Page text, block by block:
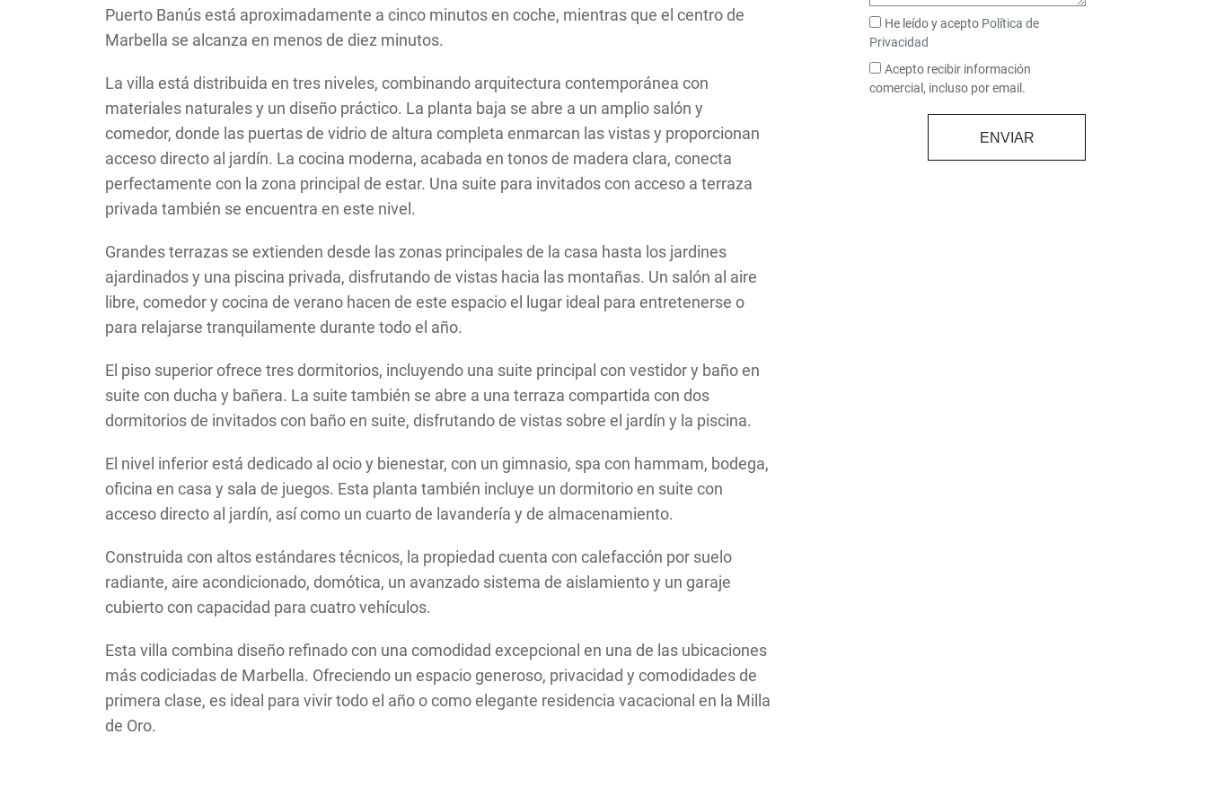
Puerto Banús está aproximadamente a cinco minutos en coche, mientras que el centro de
Marbella se alcanza en menos de diez minutos.
La villa está distribuida en tres niveles, combinando arquitectura contemporánea con
materiales naturales y un diseño práctico. La planta baja se abre a un amplio salón y
comedor, donde las puertas de vidrio de altura completa enmarcan las vistas y proporcionan
acceso directo al jardín. La cocina moderna, acabada en tonos de madera clara, conecta
perfectamente con la zona principal de estar. Una suite para invitados con acceso a terraza
privada también se encuentra en este nivel.
Grandes terrazas se extienden desde las zonas principales de la casa hasta los jardines
ajardinados y una piscina privada, disfrutando de vistas hacia las montañas. Un salón al aire
libre, comedor y cocina de verano hacen de este espacio el lugar ideal para entretenerse o
para relajarse tranquilamente durante todo el año.
El piso superior ofrece tres dormitorios, incluyendo una suite principal con vestidor y baño en
suite con ducha y bañera. La suite también se abre a una terraza compartida con dos
dormitorios de invitados con baño en suite, disfrutando de vistas sobre el jardín y la piscina.
El nivel inferior está dedicado al ocio y bienestar, con un gimnasio, spa con hammam, bodega,
oficina en casa y sala de juegos. Esta planta también incluye un dormitorio en suite con
acceso directo al jardín, así como un cuarto de lavandería y de almacenamiento.
Construida con altos estándares técnicos, la propiedad cuenta con calefacción por suelo
radiante, aire acondicionado, domótica, un avanzado sistema de aislamiento y un garaje
cubierto con capacidad para cuatro vehículos.
Esta villa combina diseño refinado con una comodidad excepcional en una de las ubicaciones
más codiciadas de Marbella. Ofreciendo un espacio generoso, privacidad y comodidades de
primera clase, es ideal para vivir todo el año o como elegante residencia vacacional en la Milla
de Oro.
He leído y acepto Política de
Privacidad
Acepto recibir información
comercial, incluso por email.
ENVIAR